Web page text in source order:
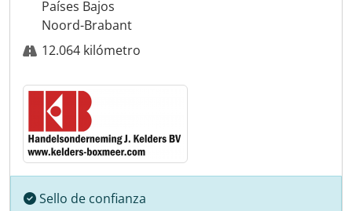
Países Bajos
Noord-Brabant
12.064 kilómetro
Sello de confianza